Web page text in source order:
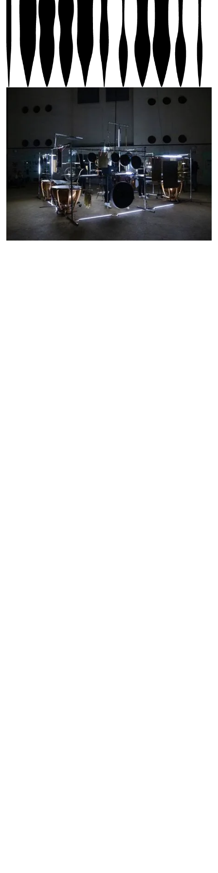
Photos : Eklekto, GhostRanch, Felicia Atkinson,
Usine de Chandoline, 2023 © Biennale Son | Laura
Morier-Genoud